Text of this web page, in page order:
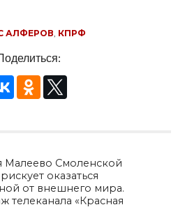
АЛФЕРОВ, КПРФ
Малеево Смоленской
оказаться
от внешнего мира.
телеканала «Красная